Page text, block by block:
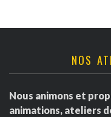
NOS
Nous animons et
animations, ateliers